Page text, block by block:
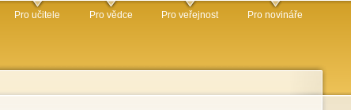
Pro učitele Pro vědce Pro veřejnost Pro novináře